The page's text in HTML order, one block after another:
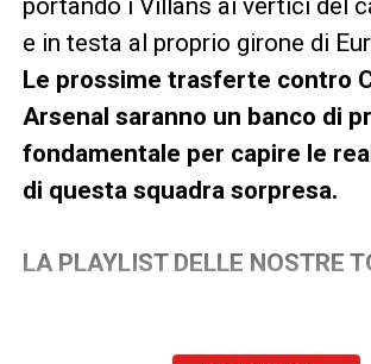
e in testa al proprio girone di
Le prossime trasferte contro
Arsenal saranno un banco di
fondamentale per capire le
di questa squadra sorpresa.
LA PLAYLIST DELLE NOSTRE